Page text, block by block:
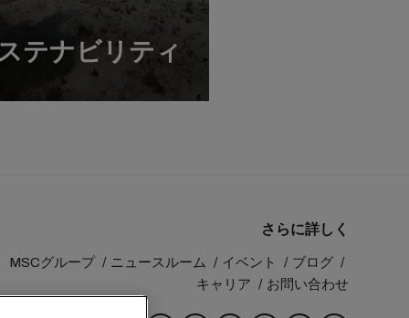
テナビリティ
さらに詳しく
MSCグループ ニュースルーム イベント
ブログ
キャリア
お問い合わせ